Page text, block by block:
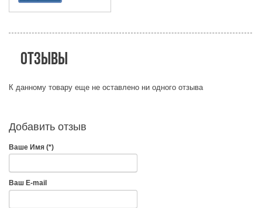
Отзывы
К данному товару еще не оставлено ни одного отзыва
Добавить отзыв
Ваше Имя (*)
Ваш E-mail